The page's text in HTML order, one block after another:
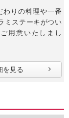
わりの料理や一番
ミステーキがつい
用意いたしまし
を見る